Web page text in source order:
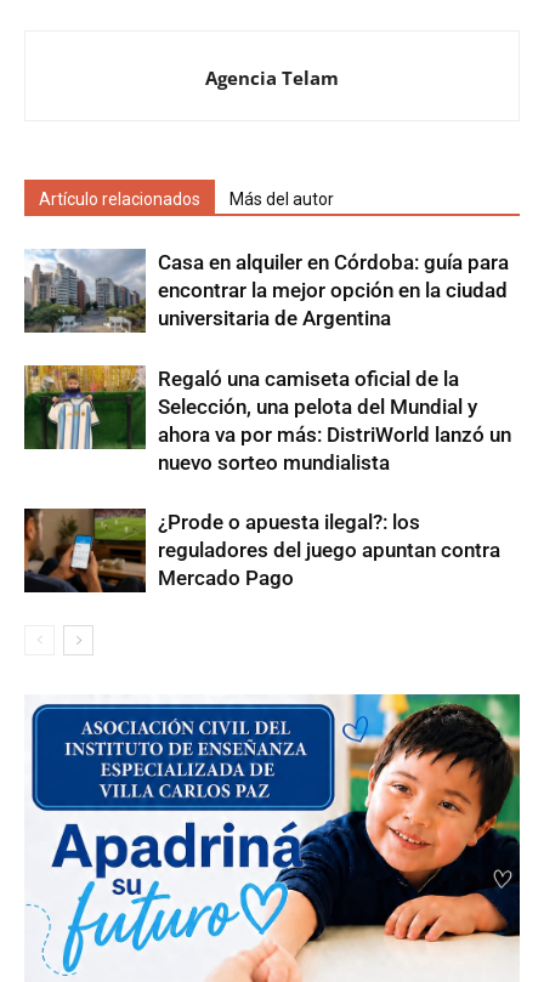
Agencia Telam
Artículo relacionados Más del autor
Casa en alquiler en Córdoba: guía para
encontrar la mejor opción en la ciudad
universitaria de Argentina
Regaló una camiseta oficial de la
Selección, una pelota del Mundial y
ahora va por más: DistriWorld lanzó un
nuevo sorteo mundialista
¿Prode o apuesta ilegal?: los
reguladores del juego apuntan contra
Mercado Pago